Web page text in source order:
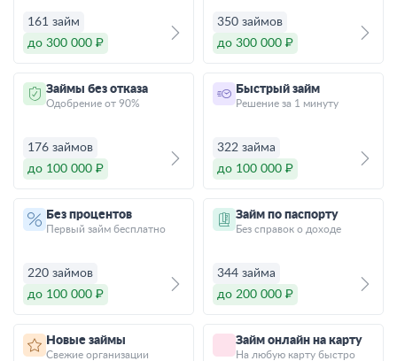
161 займ
до 300 000 ₽
350 займов
до 300 000 ₽
Займы без отказа
Одобрение от 90%
176 займов
до 100 000 ₽
Быстрый займ
Решение за 1 минуту
322 займа
до 100 000 ₽
Без процентов
Первый займ бесплатно
220 займов
до 100 000 ₽
Займ по паспорту
Без справок о доходе
344 займа
до 200 000 ₽
Новые займы
Свежие организации
Займ онлайн на карту
На любую карту быстро